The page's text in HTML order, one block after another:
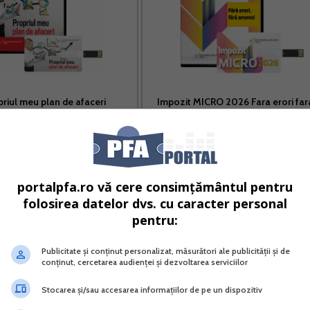
meu plan de afaceri
Impozit MICRO 2026 Fara erori
poate avea urmari grave pentru afacerea dvs.!
portalpfa.ro vă cere consimțământul pentru
folosirea datelor dvs. cu caracter personal
pentru:
Publicitate și conținut personalizat, măsurători ale publicității și de
conținut, cercetarea audienței și dezvoltarea serviciilor
Stocarea și/sau accesarea informațiilor de pe un dispozitiv